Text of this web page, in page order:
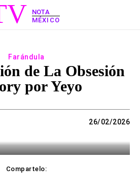
NOTA
MÉXICO
Farándula
de La Obsesión
por Yeyo
26/02/2026
Compartelo: